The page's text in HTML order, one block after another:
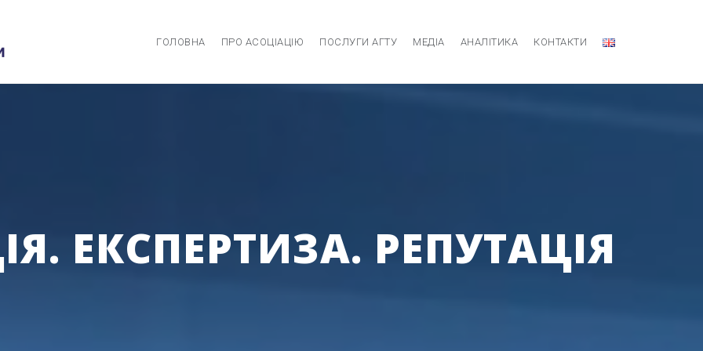
ГОЛОВНА ПРО АСОЦІАЦІЮ ПОСЛУГИ АГТУ МЕДІА АНАЛІТИКА КОНТАКТИ
ЕКСПЕРТИЗА. РЕПУТАЦІЯ